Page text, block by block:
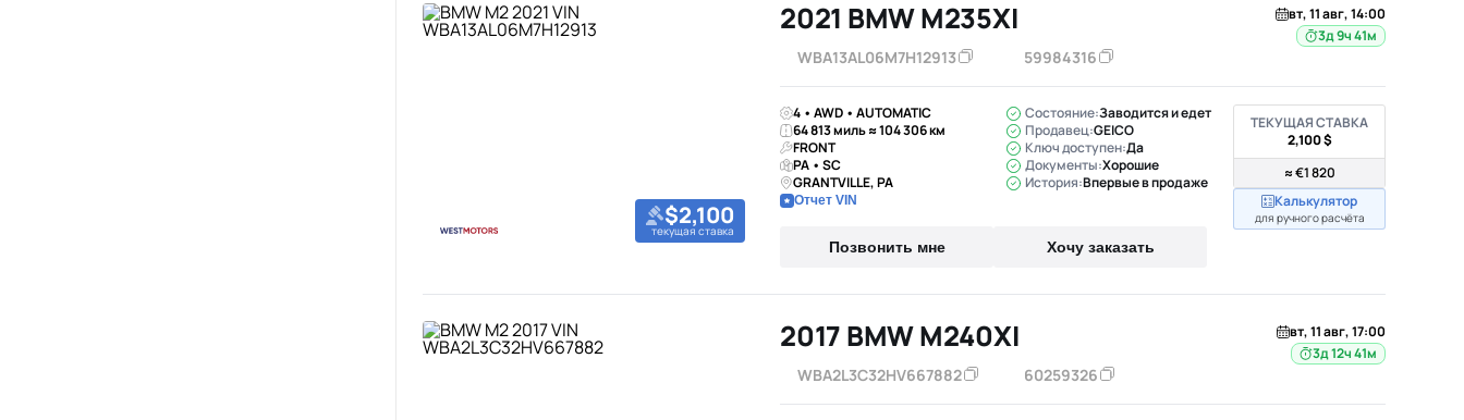
$2,100
текущая ставка
2021 BMW M235XI
WBA13AL06M7H12913 59984316
вт, 11 авг, 14:00
3д 9ч 41м
4 • AWD • AUTOMATIC
64 813 миль ≈ 104 306 км
FRONT
PA • SC
GRANTVILLE, PA
Отчет VIN
Состояние:Заводится и едет
Продавец:GEICO
Ключ доступен:Да
Документы:Хорошие
История:Впервые в продаже
Позвонить мне Хочу заказать
ТЕКУЩАЯ СТАВКА
2,100 $
≈ €1 820
Калькулятор
для ручного расчёта
2017 BMW M240XI
WBA2L3C32HV667882 60259326
вт, 11 авг, 17:00
3д 12ч 41м